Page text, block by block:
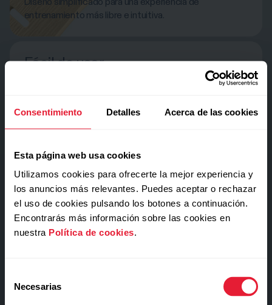
Consentimiento Detalles Acerca de las cookies
Esta página web usa cookies
Utilizamos cookies para ofrecerte la mejor experiencia y
los anuncios más relevantes. Puedes aceptar o rechazar
el uso de cookies pulsando los botones a continuación.
Encontrarás más información sobre las cookies en
nuestra Política de cookies.
Necesarias
entrenamiento más libre e intuitiva.
Fácil de usar
en falso.
pantalla no táctil: sólo oprimir y comenzar.